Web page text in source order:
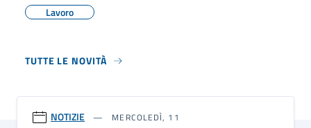
Lavoro
TUTTE LE NOVITÀ
NOTIZIE
MERCOLEDÌ, 11